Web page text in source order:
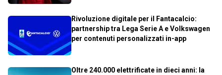
Rivoluzione digitale per il Fantacalcio:
partnership tra Lega Serie A e Volkswagen
per contenuti personalizzati in-app
Oltre 240.000 elettrificate in dieci anni: la